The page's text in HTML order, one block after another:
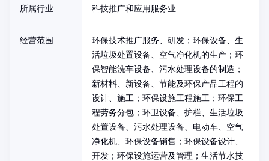
所属行业 科技推广和应用服务业
经营范围
环保技术推广服务、研发；环保设备、生
活垃圾处置设备、空气净化机的生产；环
保智能洗车设备、污水处理设备的制造；
新材料、新设备、节能及环保产品工程的
设计、施工；环保设施工程施工；环保工
程劳务分包；环卫设备、护栏、生活垃圾
处置设备、污水处理设备、电动车、空气
净化机、环保设备销售；环保设备设计、
开发；环保设施运营及管理；生活节水技